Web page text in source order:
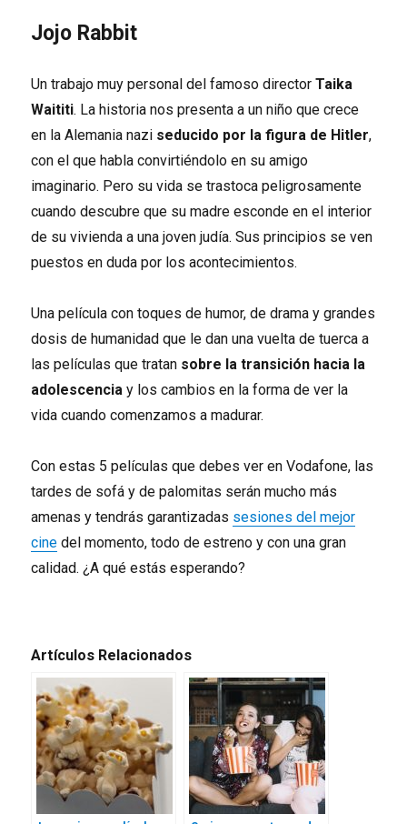
Jojo Rabbit
Un trabajo muy personal del famoso directorTaika
Waititi. La historia nos presenta a un niño que crece
en la Alemania nazi seducido por la figura de Hitler,
con el que habla convirtiéndolo en su amigo
imaginario. Pero su vida se trastoca peligrosamente
cuando descubre que su madre esconde en el interior
de su vivienda a una joven judía. Sus principios se ven
puestos en duda por los acontecimientos.
Una película con toques de humor, de drama y grandes
dosis de humanidad que le dan una vuelta de tuerca a
las películas que tratan sobre la transición hacia la
adolescencia y los cambios en la forma de ver la
vida cuando comenzamos a madurar.
Con estas 5 películas que debes ver en Vodafone, las
tardes de sofá y de palomitas serán mucho más
amenas y tendrás garantizadas sesiones del mejor
cine del momento, todo de estreno y con una gran
calidad. ¿A qué estás esperando?
Artículos Relacionados